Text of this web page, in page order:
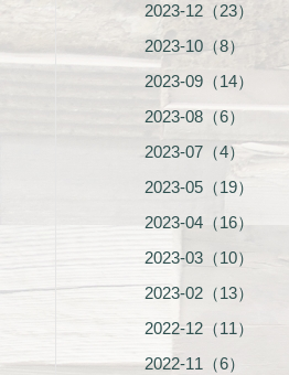
2023-12（23）
2023-10（8）
2023-09（14）
2023-08（6）
2023-07（4）
2023-05（19）
2023-04（16）
2023-03（10）
2023-02（13）
2022-12（11）
2022-11（6）